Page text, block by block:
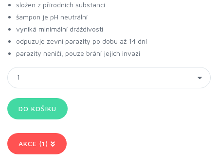
složen z přírodních substancí
šampon je pH neutrální
vyniká minimální dráždivostí
odpuzuje zevní parazity po dobu až 14 dní
parazity neničí, pouze brání jejich invazi
AKCE (1)